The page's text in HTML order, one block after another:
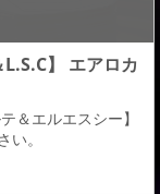
】 エアロカ
＆エルエスシー】
。